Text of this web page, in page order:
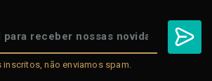
não enviamos spam.